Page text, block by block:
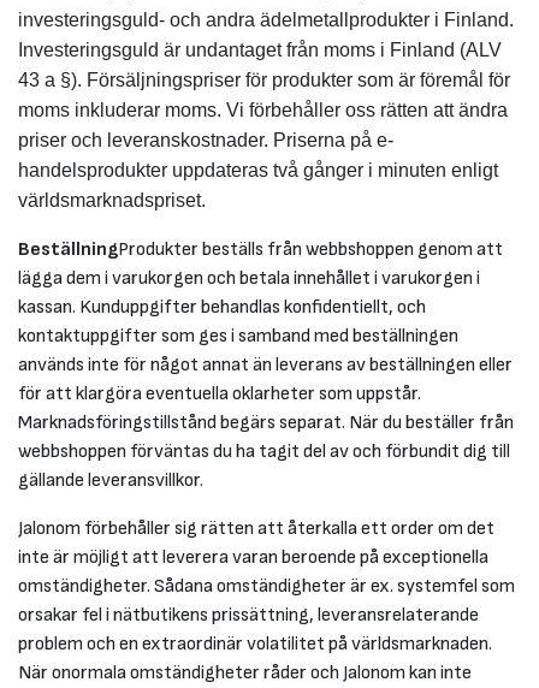
investeringsguld- och andra ädelmetallprodukter i Finland.
Investeringsguld är undantaget från moms i Finland (ALV
43 a §). Försäljningspriser för produkter som är föremål för
moms inkluderar moms. Vi förbehåller oss rätten att ändra
priser och leveranskostnader. Priserna på e-
handelsprodukter uppdateras två gånger i minuten enligt
världsmarknadspriset.
BeställningProdukter beställs från webbshoppen genom att
lägga dem i varukorgen och betala innehållet i varukorgen i
kassan. Kunduppgifter behandlas konfidentiellt, och
kontaktuppgifter som ges i samband med beställningen
används inte för något annat än leverans av beställningen eller
för att klargöra eventuella oklarheter som uppstår.
Marknadsföringstillstånd begärs separat. När du beställer från
webbshoppen förväntas du ha tagit del av och förbundit dig till
gällande leveransvillkor.
Jalonom förbehåller sig rätten att återkalla ett order om det
inte är möjligt att leverera varan beroende på exceptionella
omständigheter. Sådana omständigheter är ex. systemfel som
orsakar fel i nätbutikens prissättning, leveransrelaterande
problem och en extraordinär volatilitet på världsmarknaden.
När onormala omständigheter råder och Jalonom kan inte